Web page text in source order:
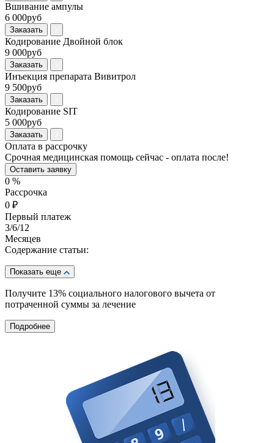
Вшивание ампулы
6 000руб
Заказать
Кодирование Двойной блок
9 000руб
Заказать
Инъекция препарата Вивитрол
9 500руб
Заказать
Кодирование SIT
5 000руб
Заказать
Оплата в рассрочку
Срочная медицинская помощь сейчас - оплата после!
Оставить заявку
0 %
Рассрочка
0 ₽
Первый платеж
3/6/12
Месяцев
Содержание статьи:
Показать еще
Получите 13% социального налогового вычета от
потраченной суммы за лечение
Подробнее